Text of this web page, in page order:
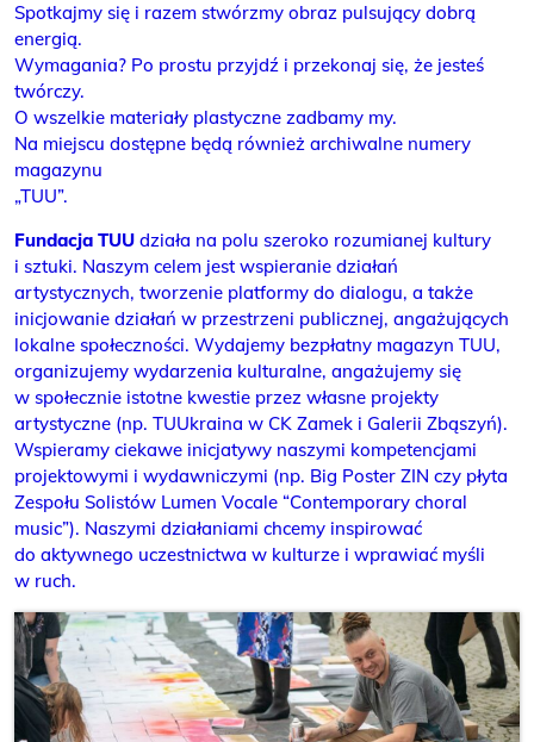
Spotkajmy się i razem stwórzmy obraz pulsujący dobrą
energią.
Wymagania? Po prostu przyjdź i przekonaj się, że jesteś
twórczy.
O wszelkie materiały plastyczne zadbamy my.
Na miejscu dostępne będą również archiwalne numery
magazynu
„TUU”.
Fundacja TUU działa na polu szeroko rozumianej kultury
i sztuki. Naszym celem jest wspieranie działań
artystycznych, tworzenie platformy do dialogu, a także
inicjowanie działań w przestrzeni publicznej, angażujących
lokalne społeczności. Wydajemy bezpłatny magazyn TUU,
organizujemy wydarzenia kulturalne, angażujemy się
w społecznie istotne kwestie przez własne projekty
artystyczne (np. TUUkraina w CK Zamek i Galerii Zbąszyń).
Wspieramy ciekawe inicjatywy naszymi kompetencjami
projektowymi i wydawniczymi (np. Big Poster ZIN czy płyta
Zespołu Solistów Lumen Vocale “Contemporary choral
music”). Naszymi działaniami chcemy inspirować
do aktywnego uczestnictwa w kulturze i wprawiać myśli
w ruch.